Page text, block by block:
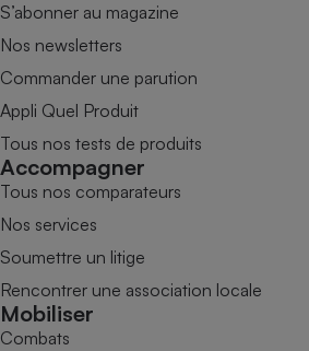
S’abonner au magazine
Nos newsletters
Commander une parution
Appli Quel Produit
Tous nos tests de produits
Accompagner
Tous nos comparateurs
Nos services
Soumettre un litige
Rencontrer une association locale
Mobiliser
Combats